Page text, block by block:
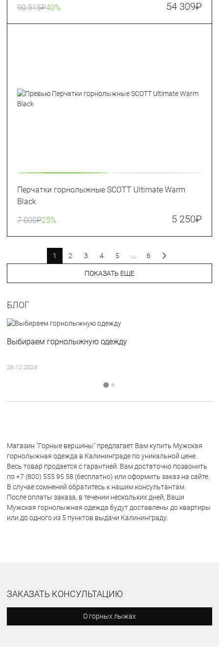
90 515₽40% 54 309₽
Перчатки горнолыжные SCOTT Ultimate Warm
Black
7 000₽25% 5 250₽
ПОКАЗАТЬ ЕЩЕ
1 2 3 4 5 6
БЛОГ
Выбираем горнолыжную одежду
26.12.2024
Магазин "Горные вершины" предлагает Вам купить Мужская
горнолыжная одежда в Калининграде по уникальной цене.
Весь товар продается с гарантией. Вам достаточно позвонить
по +7 (800) 555 95 58 (бесплатно) или оформить заказ на сайте.
В случае сомнений обратитесь к нашим консультантам.
После оплаты заказа, в течении нескольких дней, Ваши
Мужская горнолыжная одежда будут доставлены до квартиры
или до одного из 5 пунктов выдачи Калининграду.
ЗАКАЗАТЬ КОНСУЛЬТАЦИЮ
О горных лыжах